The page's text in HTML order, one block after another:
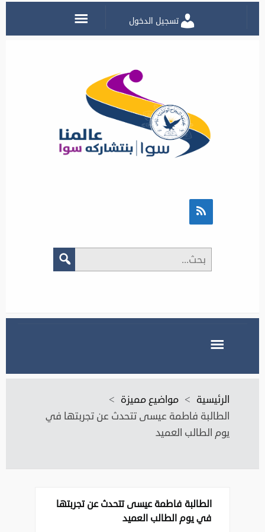
تسجيل الدخول
الرئيسية > مواضيع مميزة >
الطالبة فاطمة عيسى تتحدث عن تجربتها في
يوم الطالب العميد
الطالبة فاطمة عيسى تتحدث عن تجربتها
في يوم الطالب العميد